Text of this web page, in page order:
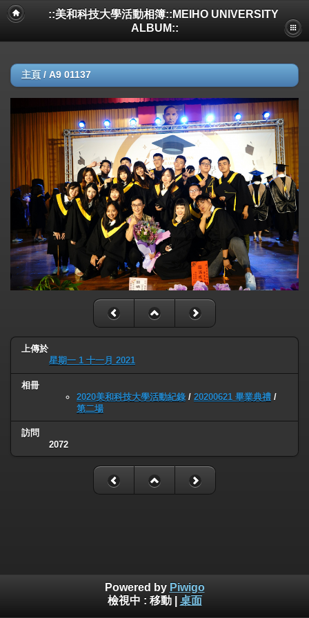
::美和科技大學活動相簿::MEIHO UNIVERSITY
ALBUM::
主頁 / A9 01137
上傳於
星期一 1 十一月 2021
相冊
2020美和科技大學活動紀錄 / 20200621 畢業典禮 /
第二場
訪問
2072
Powered by Piwigo
檢視中 : 移動| 桌面